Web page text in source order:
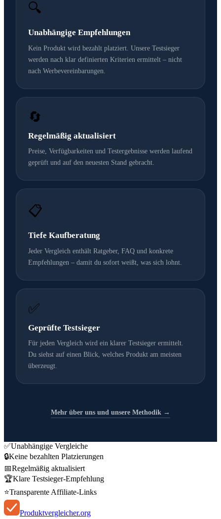
🔍
Unabhängige Empfehlungen
Kein Produkt wird bezahlt platziert. Unsere Testsieger
werden nach klar definierten Kriterien ermittelt – nicht
nach Werbevereinbarungen.
🔄
Regelmäßig aktualisiert
Preise, Verfügbarkeiten und Testergebnisse werden laufend
geprüft und auf den neuesten Stand gebracht.
📋
Tiefe Kaufberatung
Jeder Vergleich enthält Ratgeber, FAQ und konkrete
Empfehlungen – damit du sofort weißt, was sich lohnt.
✅
Geprüfte Testsieger
Für jeden Vergleich wird ein klarer Testsieger ermittelt.
Du siehst auf einen Blick, welches Produkt am meisten
überzeugt.
Mehr über uns und unsere Methodik →
✅Unabhängige Vergleiche
🔒Keine bezahlten Platzierungen
📅Regelmäßig aktualisiert
🏆Klare Testsieger-Empfehlung
⭐Transparente Affiliate-Links
Produktvergleicher.org